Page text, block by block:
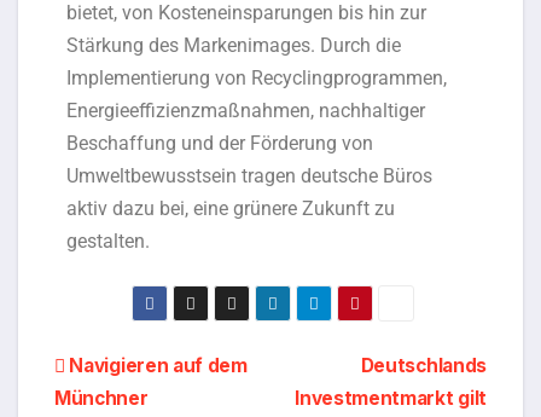
bietet, von Kosteneinsparungen bis hin zur
Stärkung des Markenimages. Durch die
Implementierung von Recyclingprogrammen,
Energieeffizienzmaßnahmen, nachhaltiger
Beschaffung und der Förderung von
Umweltbewusstsein tragen deutsche Büros
aktiv dazu bei, eine grünere Zukunft zu
gestalten.
Deutschlands
Investmentmarkt gilt
Navigieren auf dem
Münchner